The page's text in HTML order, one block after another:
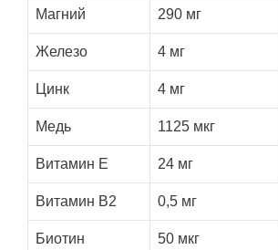
Магний 290 мг
Железо 4 мг
Цинк 4 мг
Медь 1125 мкг
Витамин E 24 мг
Витамин В2 0,5 мг
Биотин 50 мкг